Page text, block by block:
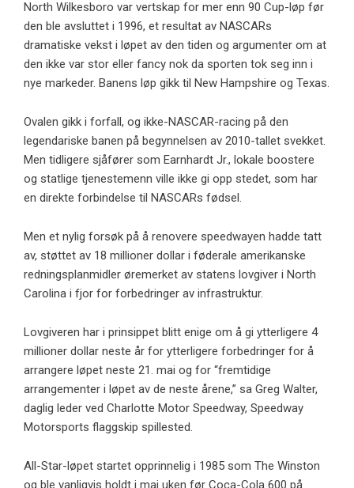
North Wilkesboro var vertskap for mer enn 90 Cup-løp før
den ble avsluttet i 1996, et resultat av NASCARs
dramatiske vekst i løpet av den tiden og argumenter om at
den ikke var stor eller fancy nok da sporten tok seg inn i
nye markeder. Banens løp gikk til New Hampshire og Texas.
Ovalen gikk i forfall, og ikke-NASCAR-racing på den
legendariske banen på begynnelsen av 2010-tallet svekket.
Men tidligere sjåfører som Earnhardt Jr., lokale boostere
og statlige tjenestemenn ville ikke gi opp stedet, som har
en direkte forbindelse til NASCARs fødsel.
Men et nylig forsøk på å renovere speedwayen hadde tatt
av, støttet av 18 millioner dollar i føderale amerikanske
redningsplanmidler øremerket av statens lovgiver i North
Carolina i fjor for forbedringer av infrastruktur.
Lovgiveren har i prinsippet blitt enige om å gi ytterligere 4
millioner dollar neste år for ytterligere forbedringer for å
arrangere løpet neste 21. mai og for “fremtidige
arrangementer i løpet av de neste årene,” sa Greg Walter,
daglig leder ved Charlotte Motor Speedway, Speedway
Motorsports flaggskip spillested.
All-Star-løpet startet opprinnelig i 1985 som The Winston
og ble vanligvis holdt i mai uken før Coca-Cola 600 på